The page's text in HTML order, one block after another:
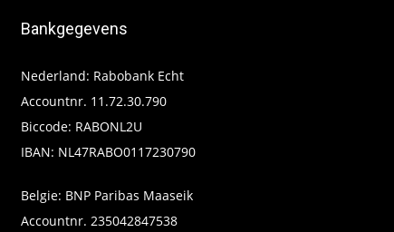
Bankgegevens
Nederland: Rabobank Echt
Accountnr. 11.72.30.790
Biccode: RABONL2U
IBAN: NL47RABO0117230790
Belgie: BNP Paribas Maaseik
Accountnr. 235042847538